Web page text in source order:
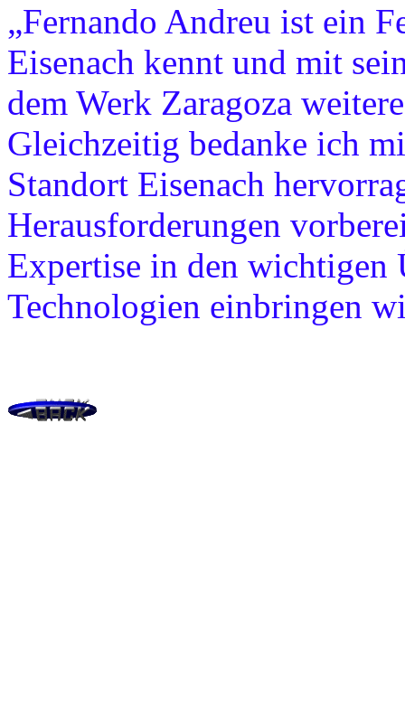
„Fernando Andreu ist ein
Eisenach kennt und mit
dem Werk Zaragoza
Gleichzeitig bedanke ich
Standort Eisenach
Herausforderungen
Expertise in den wichtigen
Technologien einbringen